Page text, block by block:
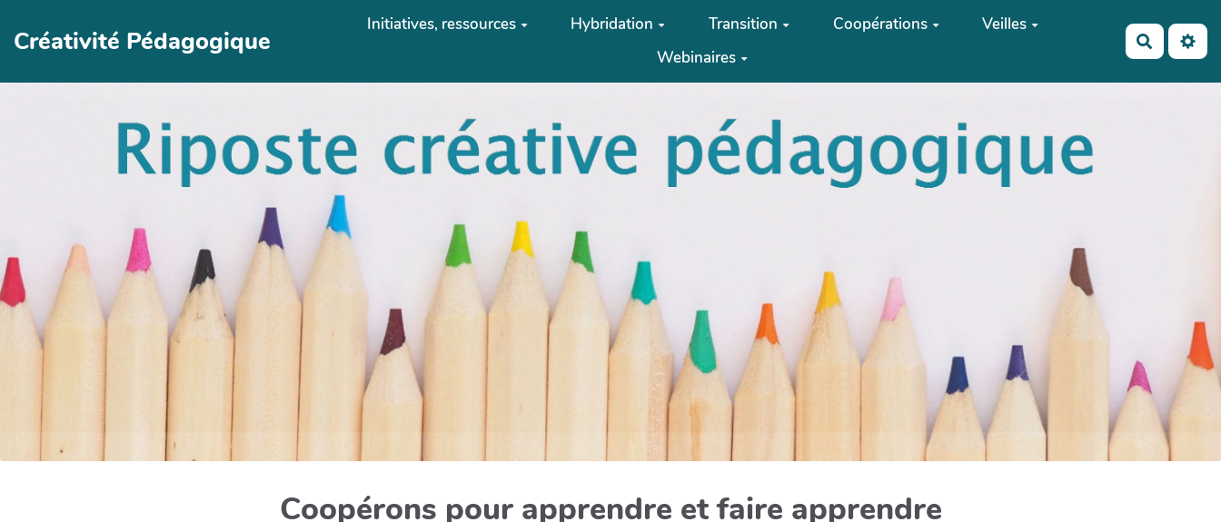
Créativité Pédagogique
Initiatives, ressources Hybridation Transition Coopérations
Veilles
Webinaires
Coopérons pour apprendre et faire apprendre